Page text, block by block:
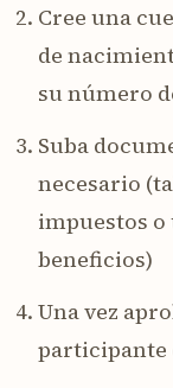
Cree una
de
su número
Suba
necesario
impuestos
beneficios)
Una vez
participante